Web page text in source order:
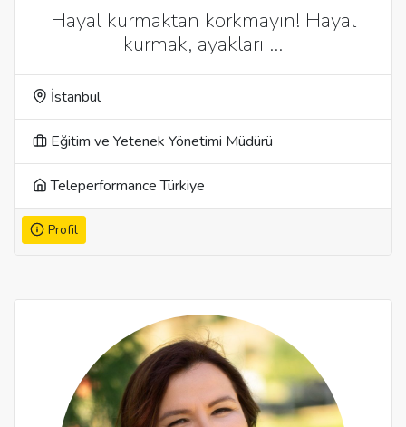
Hayal kurmaktan korkmayın! Hayal
kurmak, ayakları …
İstanbul
Eğitim ve Yetenek Yönetimi Müdürü
Teleperformance Türkiye
Profil